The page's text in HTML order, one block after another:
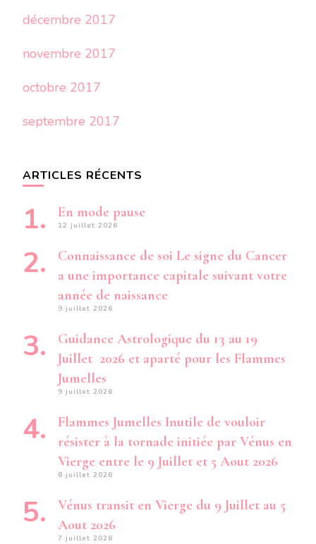
décembre 2017
novembre 2017
octobre 2017
septembre 2017
ARTICLES RÉCENTS
En mode pause
12 juillet 2026
Connaissance de soi Le signe du Cancer
a une importance capitale suivant votre
année de naissance
9 juillet 2026
Guidance Astrologique du 13 au 19
Juillet 2026 et aparté pour les Flammes
Jumelles
9 juillet 2026
Flammes Jumelles Inutile de vouloir
résister à la tornade initiée par Vénus en
Vierge entre le 9 Juillet et 5 Aout 2026
8 juillet 2026
Vénus transit en Vierge du 9 Juillet au 5
Aout 2026
7 juillet 2026